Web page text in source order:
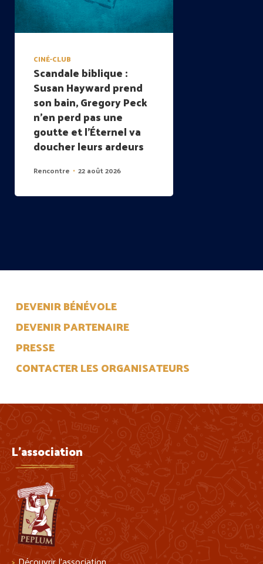
CINÉ-CLUB
Scandale biblique :
Susan Hayward prend
son bain, Gregory Peck
n’en perd pas une
goutte et l’Éternel va
doucher leurs ardeurs
Rencontre • 22 août 2026
DEVENIR BÉNÉVOLE
DEVENIR PARTENAIRE
PRESSE
CONTACTER LES ORGANISATEURS
L'association